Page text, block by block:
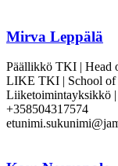
Mirva Leppälä
Päällikkö TKI | Head
LIKE TKI | School of
Liiketoimintayksikkö |
+358504317574